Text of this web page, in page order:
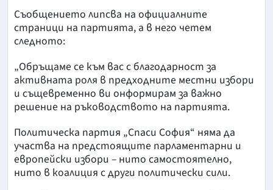
Съобщението липсва на официалните
страници на партията, а в него четем
следното:
„Обръщаме се към вас с благодарност за
активната роля в предходните местни избори
и същевременно ви онформирам за важно
решение на ръководството на партията.
Политическа партия „Спаси София“ няма да
участва на предстоящите парламентарни и
европейски избори – нито самостоятелно,
нито в коалиция с други политически сили.